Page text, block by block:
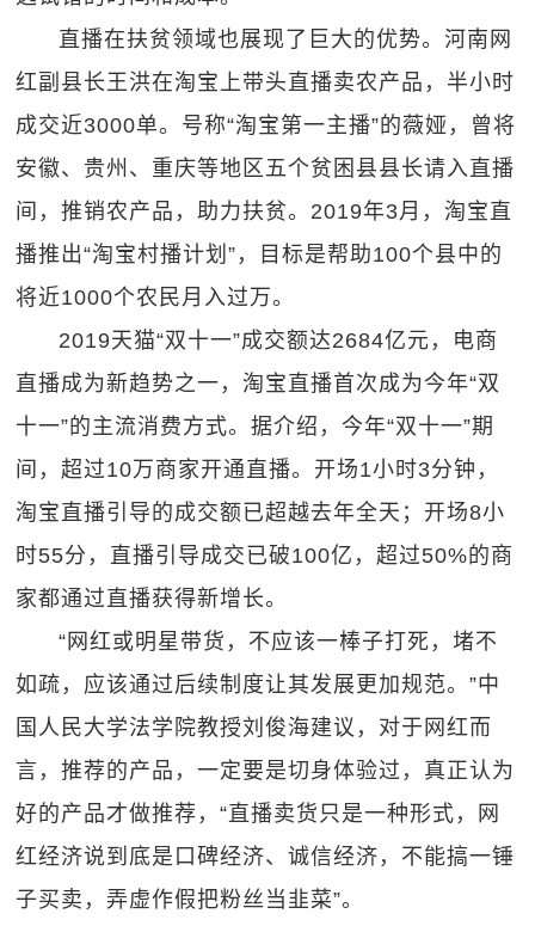
直播在扶贫领域也展现了巨大的优势。河南网
红副县长王洪在淘宝上带头直播卖农产品，半小时
成交近3000单。号称“淘宝第一主播”的薇娅，曾将
安徽、贵州、重庆等地区五个贫困县县长请入直播
间，推销农产品，助力扶贫。2019年3月，淘宝直
播推出“淘宝村播计划”，目标是帮助100个县中的
将近1000个农民月入过万。
2019天猫“双十一”成交额达2684亿元，电商
直播成为新趋势之一，淘宝直播首次成为今年“双
十一”的主流消费方式。据介绍，今年“双十一”期
间，超过10万商家开通直播。开场1小时3分钟，
淘宝直播引导的成交额已超越去年全天；开场8小
时55分，直播引导成交已破100亿，超过50%的商
家都通过直播获得新增长。
“网红或明星带货，不应该一棒子打死，堵不
如疏，应该通过后续制度让其发展更加规范。”中
国人民大学法学院教授刘俊海建议，对于网红而
言，推荐的产品，一定要是切身体验过，真正认为
好的产品才做推荐，“直播卖货只是一种形式，网
红经济说到底是口碑经济、诚信经济，不能搞一锤
子买卖，弄虚作假把粉丝当韭菜”。